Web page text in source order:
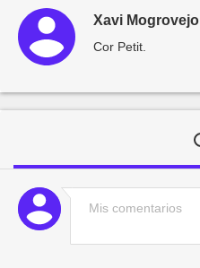
Xavi Mogrovejo
Cor Petit.